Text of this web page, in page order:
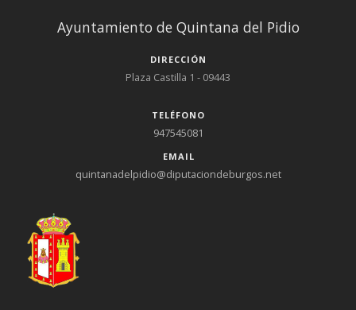
Ayuntamiento de Quintana del Pidio
DIRECCIÓN
Plaza Castilla 1 - 09443
TELÉFONO
947545081
EMAIL
quintanadelpidio@diputaciondeburgos.net